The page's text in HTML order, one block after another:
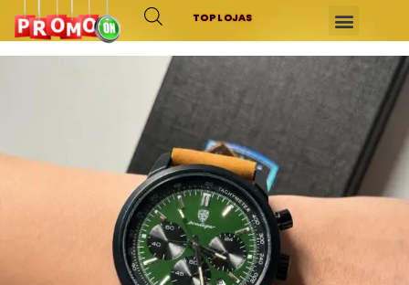
TOP LOJAS